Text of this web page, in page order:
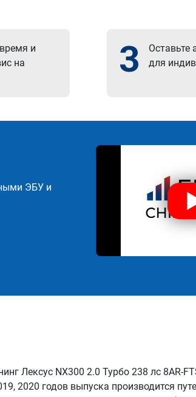
и
на
3
Оставьте
для
ЭБУ и
Лексус NX300 2.0 Турбо 238 лс 8AR-
2020 годов выпуска производится